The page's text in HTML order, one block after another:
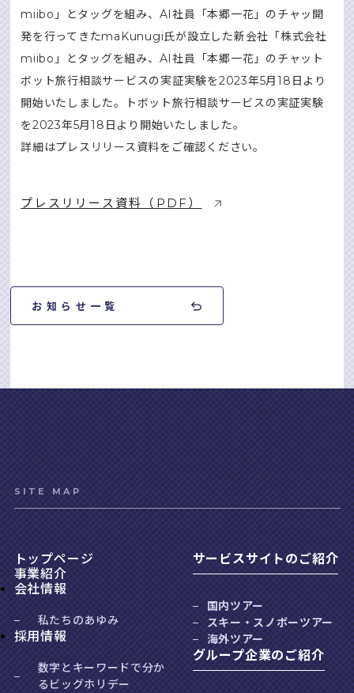
miibo」とタッグを組み、AI社員「本郷⼀花」のチャッ開
発を⾏ってきたmaKunugi⽒が設⽴した新会社「株式会社
miibo」とタッグを組み、AI社員「本郷⼀花」のチャット
ボット旅⾏相談サービスの実証実験を2023年5⽉18⽇より
開始いたしました。トボット旅⾏相談サービスの実証実験
を2023年5⽉18⽇より開始いたしました。
詳細はプレスリリース資料をご確認ください。
プレスリリース資料（PDF）
お知らせ一覧
SITE MAP
トップページ
事業紹介
会社情報
私たちのあゆみ
採用情報
数字とキーワードで分か
るビッグホリデー
サービスサイトのご紹介
国内ツアー
スキー・スノボーツアー
海外ツアー
グループ企業のご紹介